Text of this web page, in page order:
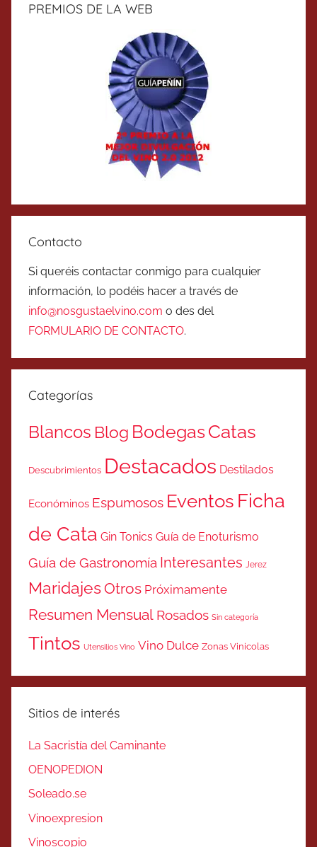
PREMIOS DE LA WEB
Contacto
Si queréis contactar conmigo para cualquier
información, lo podéis hacer a través de
info@nosgustaelvino.com o des del
FORMULARIO DE CONTACTO.
Categorías
Blancos Blog BodegasCatas
Descubrimientos Destacados Destilados
Económinos Espumosos Eventos Ficha
de Cata Gin Tonics Guía de Enoturismo
Guía de Gastronomía Interesantes Jerez
MaridajesOtros Próximamente
Resumen Mensual Rosados Sin categoría
Tintos Utensilios Vino Vino Dulce Zonas Vinicolas
Sitios de interés
La Sacristía del Caminante
OENOPEDION
Soleado.se
Vinoexpresion
Vinoscopio